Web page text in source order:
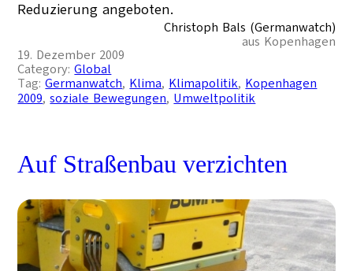
Reduzierung angeboten.
Christoph Bals (Germanwatch)
aus Kopenhagen
19. Dezember 2009
Category:Global
Tag:Germanwatch, Klima, Klimapolitik, Kopenhagen
2009, soziale Bewegungen, Umweltpolitik
Auf Straßenbau verzichten